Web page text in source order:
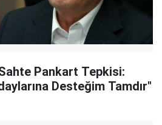
Pankart Tepkisi:
Desteğim Tamdır"